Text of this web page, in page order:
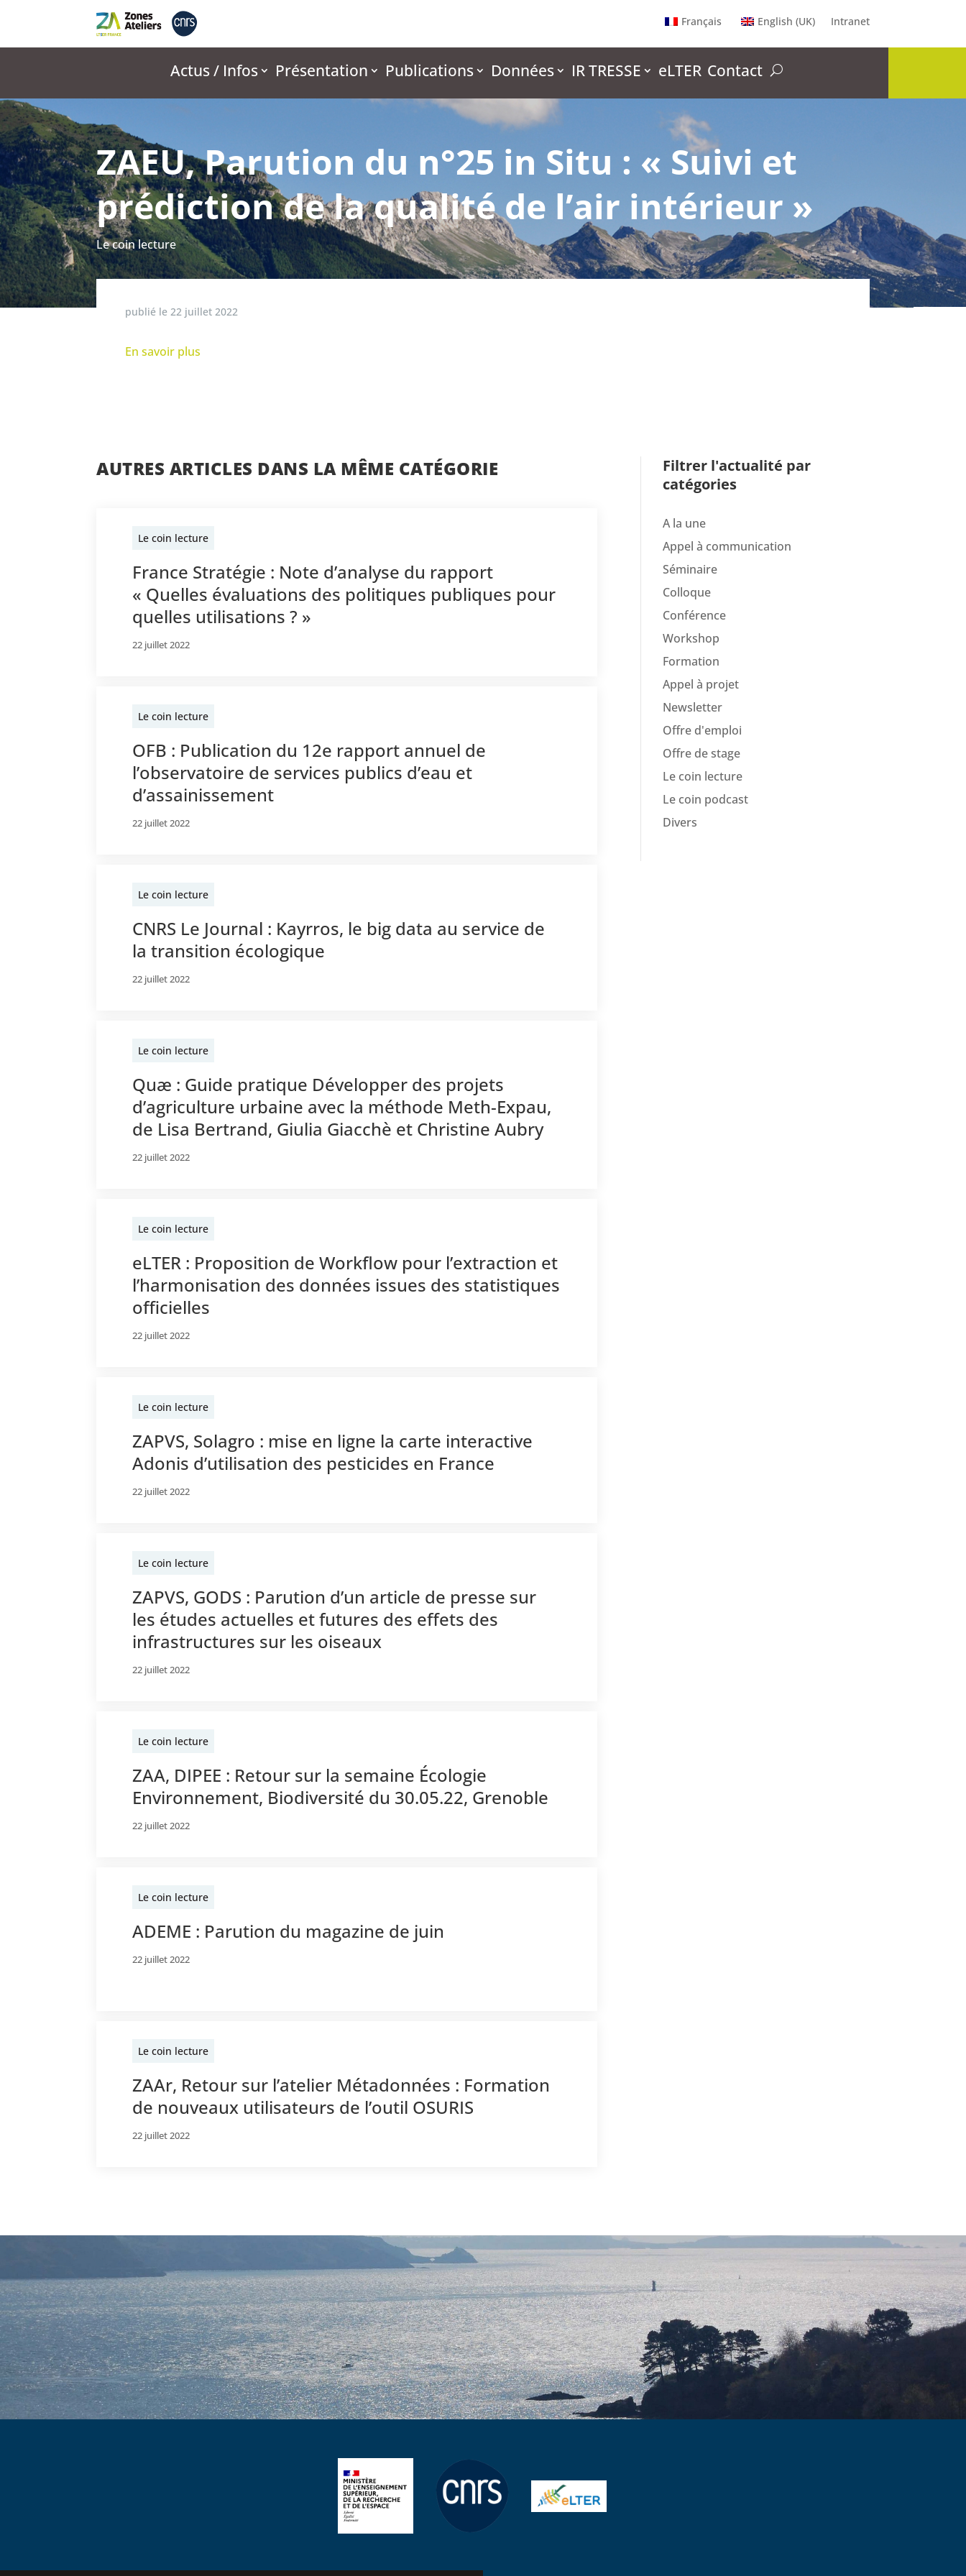
Français English (UK) Intranet
Actus / Infos Présentation Publications Données IR TRESSE eLTER Contact
ZAEU, Parution du n°25 in Situ : « Suivi et
prédiction de la qualité de l’air intérieur »
Le coin lecture
publié le 22 juillet 2022
En savoir plus
AUTRES ARTICLES DANS LA MÊME CATÉGORIE
Le coin lecture
France Stratégie : Note d’analyse du rapport
« Quelles évaluations des politiques publiques pour
quelles utilisations ? »
22 juillet 2022
Le coin lecture
OFB : Publication du 12e rapport annuel de
l’observatoire de services publics d’eau et
d’assainissement
22 juillet 2022
Le coin lecture
CNRS Le Journal : Kayrros, le big data au service de
la transition écologique
22 juillet 2022
Le coin lecture
Quæ : Guide pratique Développer des projets
d’agriculture urbaine avec la méthode Meth-Expau,
de Lisa Bertrand, Giulia Giacchè et Christine Aubry
22 juillet 2022
Le coin lecture
eLTER : Proposition de Workflow pour l’extraction et
l’harmonisation des données issues des statistiques
officielles
22 juillet 2022
Le coin lecture
ZAPVS, Solagro : mise en ligne la carte interactive
Adonis d’utilisation des pesticides en France
22 juillet 2022
Le coin lecture
ZAPVS, GODS : Parution d’un article de presse sur
les études actuelles et futures des effets des
infrastructures sur les oiseaux
22 juillet 2022
Le coin lecture
ZAA, DIPEE : Retour sur la semaine Écologie
Environnement, Biodiversité du 30.05.22, Grenoble
22 juillet 2022
Le coin lecture
ADEME : Parution du magazine de juin
22 juillet 2022
Le coin lecture
ZAAr, Retour sur l’atelier Métadonnées : Formation
de nouveaux utilisateurs de l’outil OSURIS
22 juillet 2022
Filtrer l'actualité par
catégories
A la une
Appel à communication
Séminaire
Colloque
Conférence
Workshop
Formation
Appel à projet
Newsletter
Offre d'emploi
Offre de stage
Le coin lecture
Le coin podcast
Divers